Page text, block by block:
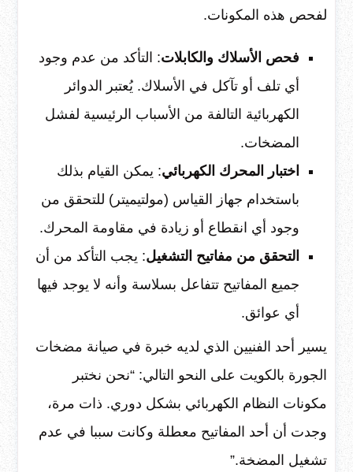
لفحص هذه المكونات.
فحص الأسلاك والكابلات: التأكد من عدم وجود
أي تلف أو تآكل في الأسلاك. يُعتبر الدوائر
الكهربائية التالفة من الأسباب الرئيسية لفشل
المضخات.
اختبار المحرك الكهربائي: يمكن القيام بذلك
باستخدام جهاز القياس (مولتيميتر) للتحقق من
وجود أي انقطاع أو زيادة في مقاومة المحرك.
التحقق من مفاتيح التشغيل: يجب التأكد من أن
جميع المفاتيح تتفاعل بسلاسة وأنه لا يوجد فيها
أي عوائق.
يسير أحد الفنيين الذي لديه خبرة في صيانة مضخات
الجورة بالكويت على النحو التالي: “نحن نختبر
مكونات النظام الكهربائي بشكل دوري. ذات مرة،
وجدت أن أحد المفاتيح معطلة وكانت سببا في عدم
تشغيل المضخة.”